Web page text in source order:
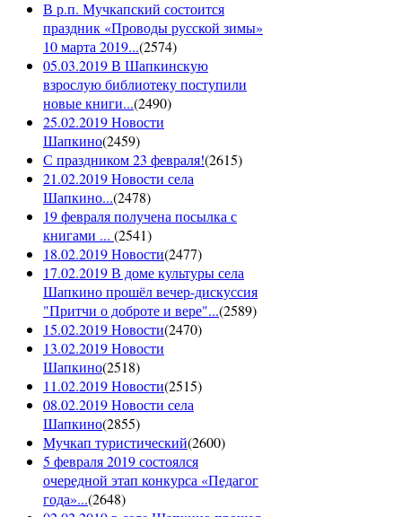
В р.п. Мучкапский состоится
праздник «Проводы русской зимы»
10 марта 2019...(2574)
05.03.2019 В Шапкинскую
взрослую библиотеку поступили
новые книги...(2490)
25.02.2019 Новости
Шапкино(2459)
С праздником 23 февраля!(2615)
21.02.2019 Новости села
Шапкино...(2478)
19 февраля получена посылка с
книгами ... (2541)
18.02.2019 Новости(2477)
17.02.2019 В доме культуры села
Шапкино прошёл вечер-дискуссия
"Притчи о доброте и вере"...(2589)
15.02.2019 Новости(2470)
13.02.2019 Новости
Шапкино(2518)
11.02.2019 Новости(2515)
08.02.2019 Новости села
Шапкино(2855)
Мучкап туристический(2600)
5 февраля 2019 состоялся
очередной этап конкурса «Педагог
года»...(2648)